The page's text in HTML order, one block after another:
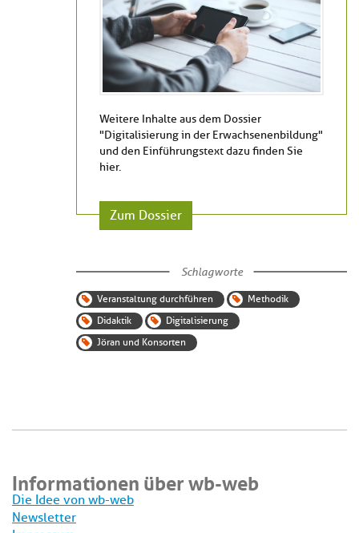
Weitere Inhalte aus dem Dossier
"Digitalisierung in der Erwachsenenbildung"
und den Einführungstext dazu finden Sie
hier.
Zum Dossier
Schlagworte
Veranstaltung durchführen
Methodik
Didaktik
Digitalisierung
Jöran und Konsorten
Informationen über wb-web
Die Idee von wb-web
Newsletter